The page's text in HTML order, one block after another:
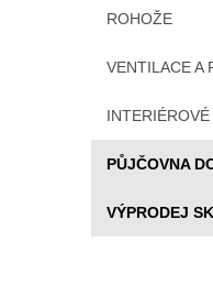
ROHOŽE
VENTILACE A
PŮJČOVNA
VÝPRODEJ